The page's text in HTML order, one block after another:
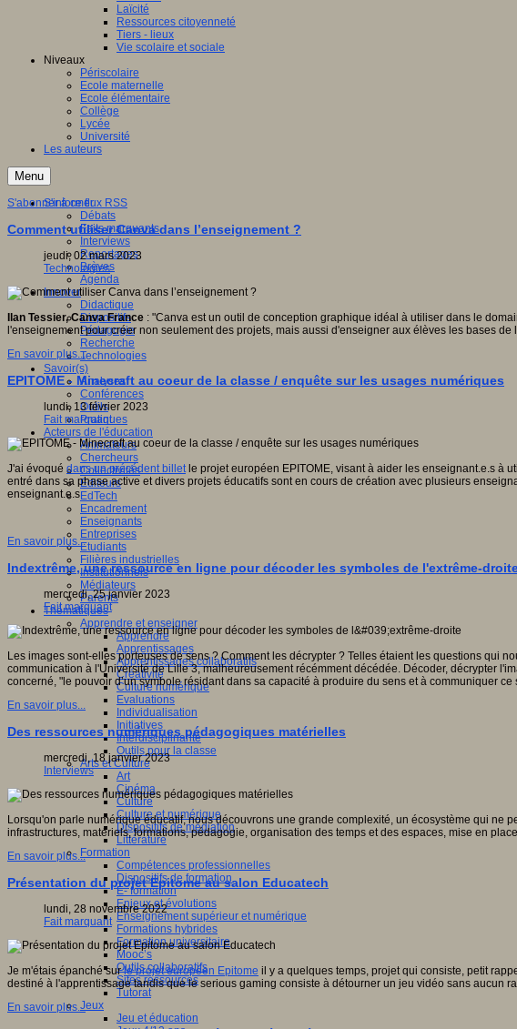
Laïcité
Ressources citoyenneté
Tiers - lieux
Vie scolaire et sociale
Niveaux
Périscolaire
Ecole maternelle
Ecole élémentaire
Collège
Lycée
Université
Les auteurs
Menu
S'informer
Débats
Faits marquants
Interviews
Reportages
Brèves
Agenda
Innover
Didactique
Dispositifs
Pédagogie
Recherche
Technologies
Savoir(s)
Analyses
Conférences
Outils
Pratiques
Acteurs de l'éducation
Animateurs
Chercheurs
Collectivités
Editeurs
EdTech
Encadrement
Enseignants
Entreprises
Etudiants
Filières industrielles
Institutionnels
Médiateurs
Parents
Thématiques
Apprendre et enseigner
Apprendre
Apprentissages
Apprentissages collaboratifs
Créativité
Culture numérique
Evaluations
Individualisation
Initiatives
Interdisciplinarité
Outils pour la classe
Arts et Culture
Art
Cinéma
Culture
Culture et numérique
Dispositifs de médiation
Littérature
Formation
Compétences professionnelles
Dispositifs de formation
E- formation
Enjeux et évolutions
Enseignement supérieur et numérique
Formations hybrides
Formation universitaire
Mooc’s
Outils collaboratifs
Sites ressources
Tutorat
Jeux
Jeu et éducation
S'abonner à ce flux RSS
Comment utiliser Canva dans l’enseignement ?
jeudi, 02 mars 2023
Technologies
Ilan Tessier,Canva France : "Canva est un outil de conception graphique idéal à utiliser dans le
l'enseignement pour créer non seulement des projets, mais aussi d'enseigner aux élèves les bases
En savoir plus...
EPITOME - Minecraft au coeur de la classe / enquête sur les usages numériques
lundi, 13 février 2023
Fait marquant
J'ai évoqué dans un précédent billetle projet européen EPITOME, visant à aider les enseignant.e.s à
entré dans sa phase active et divers projets éducatifs sont en cours de création avec plusieurs
enseignant.e.s
En savoir plus...
Indextrême, une ressource en ligne pour décoder les symboles de l'extrême-
mercredi, 25 janvier 2023
Fait marquant
Les images sont-elles porteuses de sens ? Comment les décrypter ? Telles étaient les questions qui
communication à l'Université de Lille 3, malheureusement récémment décédée. Décoder, décrypter
concerné, "le pouvoir d’un symbole résidant dans sa capacité à produire du sens et à communiquer
En savoir plus...
Des ressources numériques pédagogiques matérielles
mercredi, 18 janvier 2023
Interviews
Lorsqu'on parle numérique éducatif, nous découvrons une grande complexité, un écosystème qui
infrastructures, matériels, formations, pédagogie, organisation des temps et des espaces, mise en
En savoir plus...
Présentation du projet Epitome au salon Educatech
lundi, 28 novembre 2022
Fait marquant
Je m'étais épanché surle projet européen Epitome il y a quelques temps, projet qui consiste, petit
destiné à l'apprentissage tandis que le serious gaming consiste à détourner un jeu vidéo sans aucun
En savoir plus...